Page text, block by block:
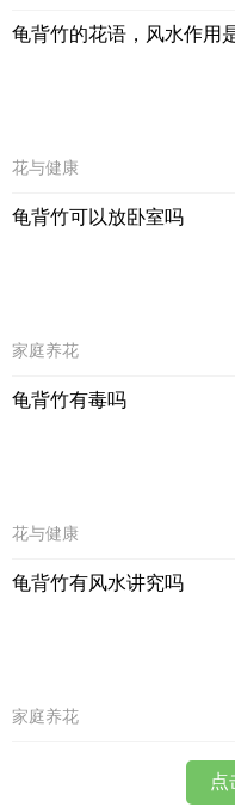
龟背竹的花语，风水作用
花与健康
龟背竹可以放卧室吗
家庭养花
龟背竹有毒吗
花与健康
龟背竹有风水讲究吗
家庭养花
点